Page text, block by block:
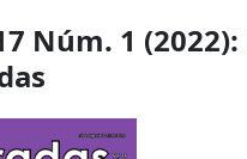
Núm. 1